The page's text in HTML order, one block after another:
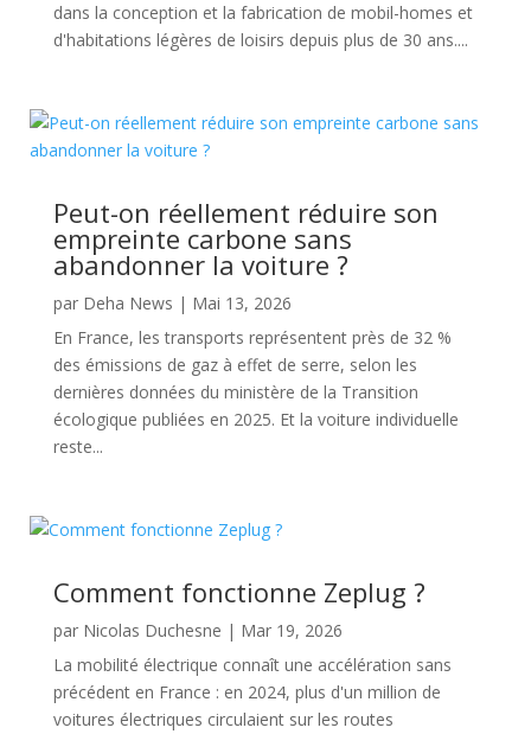
dans la conception et la fabrication de mobil-homes et
d'habitations légères de loisirs depuis plus de 30 ans....
Peut-on réellement réduire son
empreinte carbone sans
abandonner la voiture ?
par Deha News | Mai 13, 2026
En France, les transports représentent près de 32 %
des émissions de gaz à effet de serre, selon les
dernières données du ministère de la Transition
écologique publiées en 2025. Et la voiture individuelle
reste...
Comment fonctionne Zeplug ?
par Nicolas Duchesne | Mar 19, 2026
La mobilité électrique connaît une accélération sans
précédent en France : en 2024, plus d'un million de
voitures électriques circulaient sur les routes